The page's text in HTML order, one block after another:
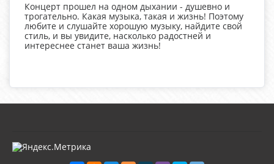
Концерт прошел на одном дыхании - душевно и
трогательно. Какая музыка, такая и жизнь! Поэтому
любите и слушайте хорошую музыку, найдите свой
стиль, и вы увидите, насколько радостней и
интереснее станет ваша жизнь!